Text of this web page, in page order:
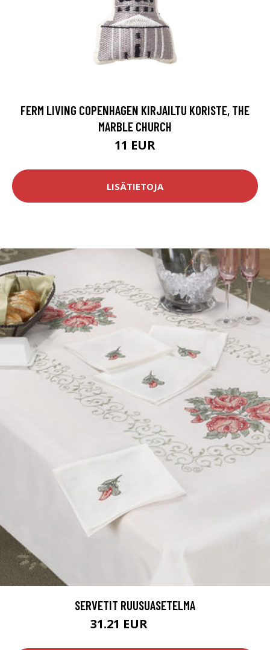
FERM LIVING COPENHAGEN KIRJAILTU KORISTE, THE
MARBLE CHURCH
11 EUR
LISÄTIETOJA
SERVETIT RUUSUASETELMA
31.21 EUR